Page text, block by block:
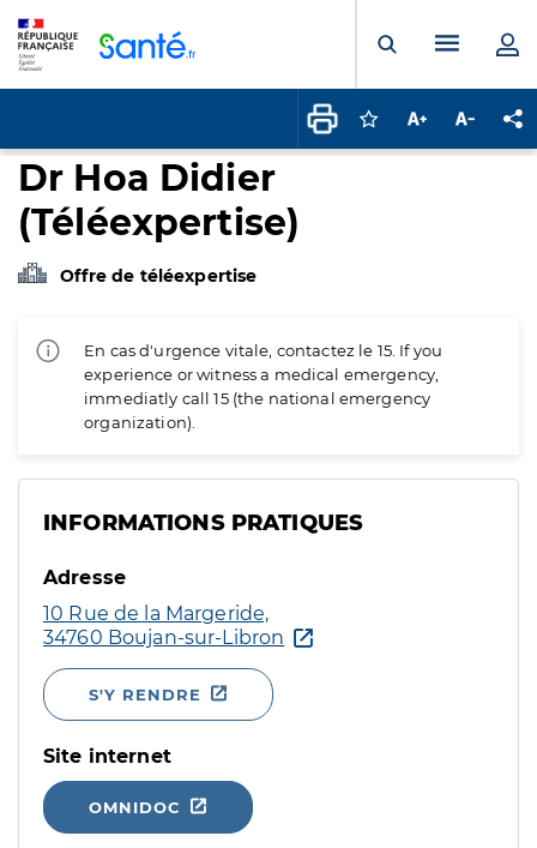
Ouvrir laMenu
Connectez-vous
Augmenter la
Dr Hoa Didier
(Téléexpertise)
Offre de téléexpertise
En cas d'urgence vitale, contactez le 15. If you
experience or witness a medical emergency,
immediatly call 15 (the national emergency
organization).
INFORMATIONS PRATIQUES
Adresse
10 Rue de la Margeride,
34760 Boujan-sur-Libron
S'Y RENDRE
Site internet
OMNIDOC